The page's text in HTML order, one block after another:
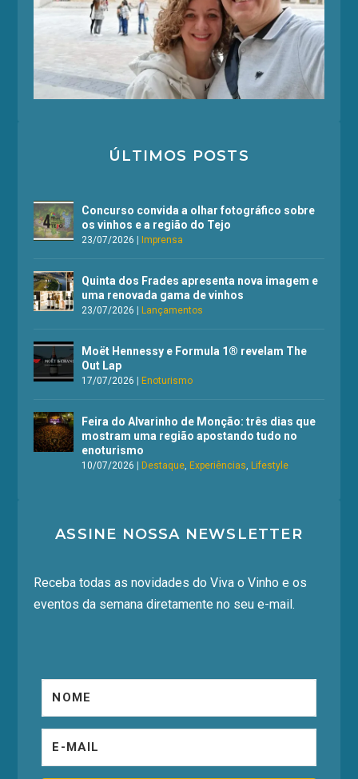
ÚLTIMOS POSTS
Concurso convida a olhar fotográfico sobre
os vinhos e a região do Tejo
23/07/2026 |Imprensa
Quinta dos Frades apresenta nova imagem e
uma renovada gama de vinhos
23/07/2026 |Lançamentos
Moët Hennessy e Formula 1® revelam The
Out Lap
17/07/2026 |Enoturismo
Feira do Alvarinho de Monção: três dias que
mostram uma região apostando tudo no
enoturismo
10/07/2026 |Destaque,Experiências,Lifestyle
ASSINE NOSSA NEWSLETTER
Receba todas as novidades do Viva o Vinho e os
eventos da semana diretamente no seu e-mail.